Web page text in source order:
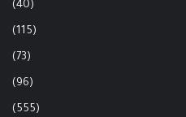
(40)
(115)
(73)
(96)
(555)